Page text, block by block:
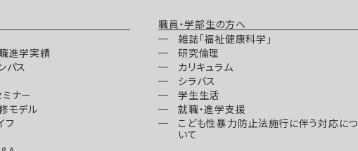
進学実績
パス
ナー
モデル
フ
職員・学部生の方へ
雑誌「福祉健康科学」
研究倫理
カリキュラム
シラバス
学生生活
就職・進学支援
こども性暴力防止法施行に伴う対応につ
いて